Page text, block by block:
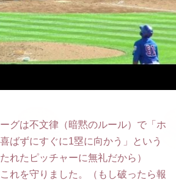
グは不文律（暗黙のルール）で「ホ
ばずにすぐに1塁に向かう」という
れたピッチャーに無礼だから）
れを守りました。（もし破ったら報